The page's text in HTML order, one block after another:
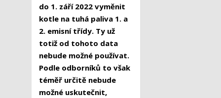
do 1. září 2022 vyměnit
kotle na tuhá paliva 1. a
2. emisní třídy. Ty už
totiž od tohoto data
nebude možné používat.
Podle odborníků to však
téměř určitě nebude
možné uskutečnit,